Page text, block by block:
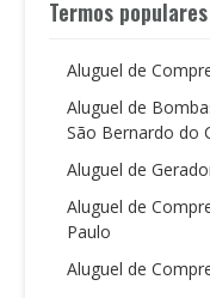
Termos populares
Aluguel de
Aluguel de
São Bernardo do
Aluguel de
Aluguel de
Paulo
Aluguel de